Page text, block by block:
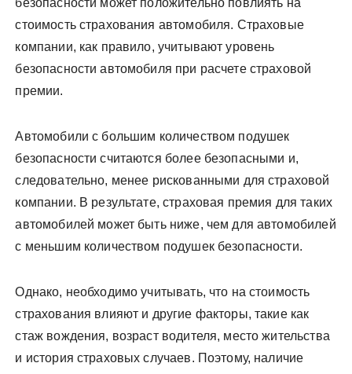
безопасности может положительно повлиять на
стоимость страхования автомобиля. Страховые
компании, как правило, учитывают уровень
безопасности автомобиля при расчете страховой
премии.
Автомобили с большим количеством подушек
безопасности считаются более безопасными и,
следовательно, менее рискованными для страховой
компании. В результате, страховая премия для таких
автомобилей может быть ниже, чем для автомобилей
с меньшим количеством подушек безопасности.
Однако, необходимо учитывать, что на стоимость
страхования влияют и другие факторы, такие как
стаж вождения, возраст водителя, место жительства
и история страховых случаев. Поэтому, наличие